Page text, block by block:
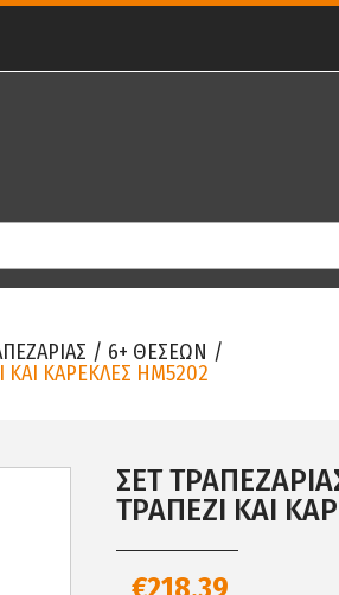
/ 6+ ΘΕΣΕΩΝ /
ΚΑΡΕΚΛΕΣ HM5202
ΣΕΤ
ΤΡΑΠΕΖΙ ΚΑΙ